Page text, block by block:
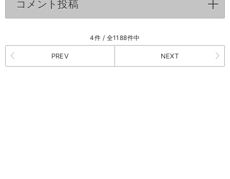
コメント投稿
4件 / 全1188件中
PREV NEXT